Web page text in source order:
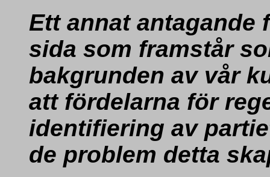
Ett annat antagande
sida som framstår
bakgrunden av vår
att fördelarna för
identifiering av
de problem detta